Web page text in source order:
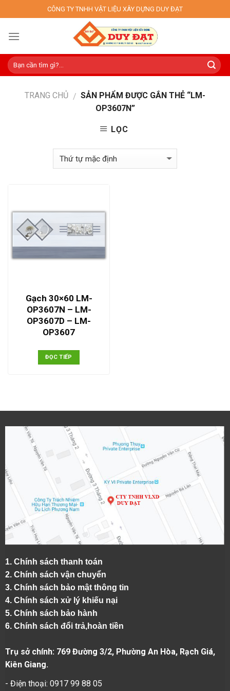
to
content
CÔNG TY TNHH VẬT LIỆU XÂY DỰNG DUY ĐẠT
TRANG CHỦ / SẢN PHẨM ĐƯỢC GẮN THẺ “LM-
OP3607N”
LỌC
Gạch 30×60 LM-
OP3607N – LM-
OP3607D – LM-
OP3607
ĐỌC TIẾP
1. Chính sách thanh toán
2. Chính sách vận chuyển
3. Chính sách bảo mật thông tin
4. Chính sách xử lý khiếu nại
5. Chính sách bảo hành
6. Chính sách đổi trả,hoàn tiền
Trụ sở chính: 769 Đường 3/2, Phường An Hòa, Rạch Giá,
Kiên Giang.
- Điện thoại: 0917 99 88 05